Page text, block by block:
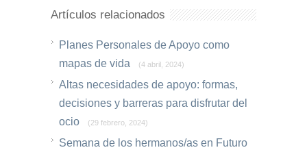
Artículos relacionados
Planes Personales de Apoyo como
mapas de vida
(4 abril, 2024)
Altas necesidades de apoyo: formas,
decisiones y barreras para disfrutar del
ocio
(29 febrero, 2024)
Semana de los hermanos/as en Futuro